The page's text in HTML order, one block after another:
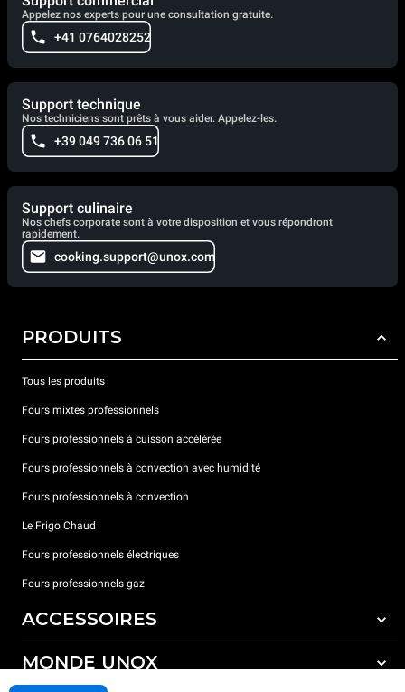
Appelez nos experts pour une consultation gratuite.
+41 0764028252
Support technique
Nos techniciens sont prêts à vous aider. Appelez-les.
+39 049 736 06 51
Support culinaire
Nos chefs corporate sont à votre disposition et vous répondront
rapidement.
cooking.support@unox.com
PRODUITS
Tous les produits
Fours mixtes professionnels
Fours professionnels à cuisson accélérée
Fours professionnels à convection avec humidité
Fours professionnels à convection
Le Frigo Chaud
Fours professionnels électriques
Fours professionnels gaz
ACCESSOIRES
Tous les accessoires
MONDE UNOX